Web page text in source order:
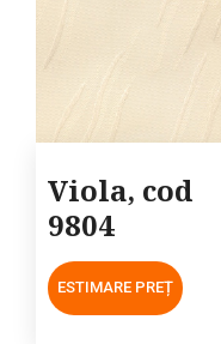
Viola, cod
9804
ESTIMARE PREȚ